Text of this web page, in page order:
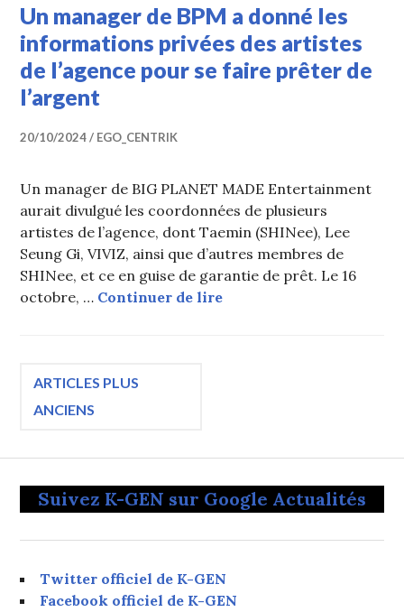
Un manager de BPM a donné les
informations privées des artistes
de l’agence pour se faire prêter de
l’argent
20/10/2024 EGO_CENTRIK
Un manager de BIG PLANET MADE Entertainment
aurait divulgué les coordonnées de plusieurs
artistes de l’agence, dont Taemin (SHINee), Lee
Seung Gi, VIVIZ, ainsi que d’autres membres de
SHINee, et ce en guise de garantie de prêt. Le 16
octobre, … Continuer de lireUn manager de BPM a
Navigation
articles
ARTICLES PLUS
ANCIENS
Suivez K-GEN sur Google Actualités
Twitter officiel de K-GEN
Facebook officiel de K-GEN